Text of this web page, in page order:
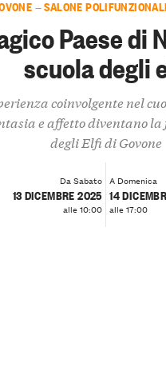
— SALONE
Paese di
scuola degli
coinvolgente nel
e affetto diventano
degli Elfi di Govone
Da Sabato
13 DICEMBRE 2025
alle 10:00
A Domenica
14
alle 17:00